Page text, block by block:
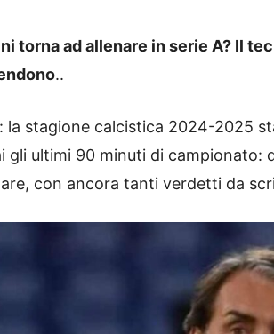
torna ad allenare in serie A? Il
..
la stagione calcistica 2024-2025
gli ultimi 90 minuti di campionato:
con ancora tanti verdetti da